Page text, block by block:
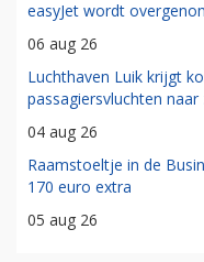
easyJet wordt
06 aug 26
Luchthaven Luik krijgt
passagiersvluchten
04 aug 26
Raamstoeltje in de
170 euro extra
05 aug 26